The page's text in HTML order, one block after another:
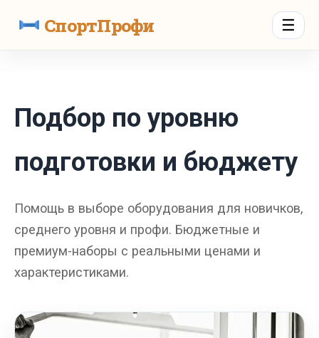
СпортПрофи ☰
Подбор по уровню
подготовки и бюджету
Помощь в выборе оборудования для новичков,
среднего уровня и профи. Бюджетные и
премиум-наборы с реальными ценами и
характеристиками.